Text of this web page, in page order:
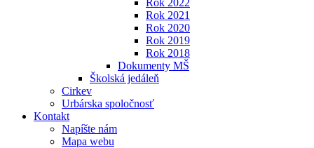
Rok 2022
Rok 2021
Rok 2020
Rok 2019
Rok 2018
Dokumenty MŠ
Školská jedáleň
Cirkev
Urbárska spoločnosť
Kontakt
Napíšte nám
Mapa webu